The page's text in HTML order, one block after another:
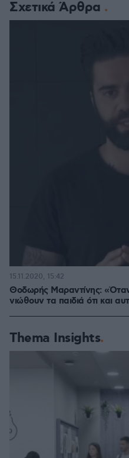
Σχετικά Άρθρα
Θοδωρής Μαραντίνης:
νιώθουν τα παιδιά ότι και
15.11.2020, 15:42
Thema Insights